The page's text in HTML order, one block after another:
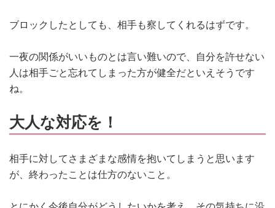
ブロックしたとしても、相手も察してくれるはずです。
一夜の関係がいいものとは言い難いので、自分を許せない
人は相手ごと忘れてしまった方が健全だといえそうです
ね。
大人な対応を！
相手に対してさまざまな感情を抱いてしまうと思います
が、終わったことは仕方のないこと。